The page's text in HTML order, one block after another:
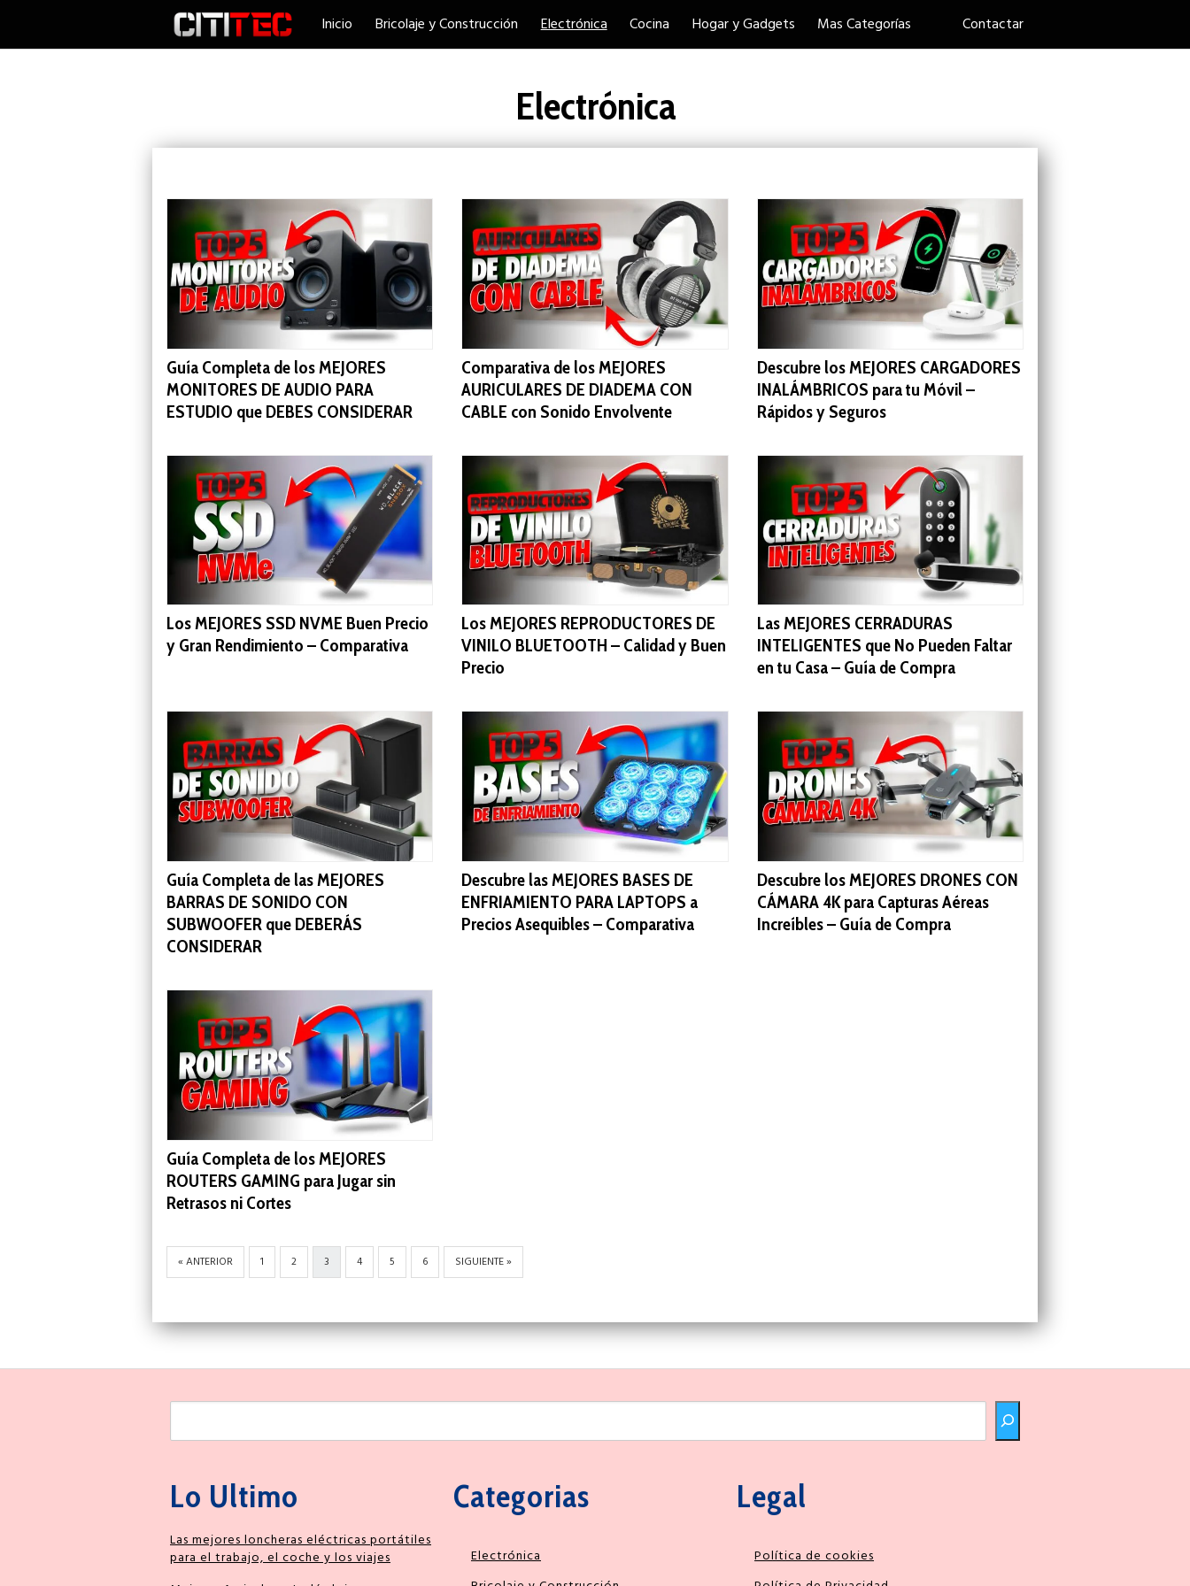
content
Inicio Bricolaje y Construcción Electrónica Cocina Hogar y Gadgets Mas Categorías Contactar
Electrónica
Guía Completa de los MEJORES
MONITORES DE AUDIO PARA
ESTUDIO que DEBES CONSIDERAR
Comparativa de los MEJORES
AURICULARES DE DIADEMA CON
CABLE con Sonido Envolvente
Descubre los MEJORES CARGADORES
INALÁMBRICOS para tu Móvil –
Rápidos y Seguros
Los MEJORES SSD NVME Buen Precio
y Gran Rendimiento – Comparativa
Los MEJORES REPRODUCTORES DE
VINILO BLUETOOTH – Calidad y Buen
Precio
Las MEJORES CERRADURAS
INTELIGENTES que No Pueden Faltar
en tu Casa – Guía de Compra
Guía Completa de las MEJORES
BARRAS DE SONIDO CON
SUBWOOFER que DEBERÁS
CONSIDERAR
Descubre las MEJORES BASES DE
ENFRIAMIENTO PARA LAPTOPS a
Precios Asequibles – Comparativa
Descubre los MEJORES DRONES CON
CÁMARA 4K para Capturas Aéreas
Increíbles – Guía de Compra
Guía Completa de los MEJORES
ROUTERS GAMING para Jugar sin
Retrasos ni Cortes
« ANTERIOR 1 2 3 4 5 6 SIGUIENTE »
Lo Ultimo
Las mejores loncheras eléctricas portátiles
para el trabajo, el coche y los viajes
Categorias
Electrónica
Legal
Política de cookies